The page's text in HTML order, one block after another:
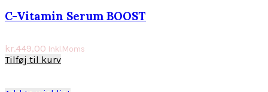
C-Vitamin Serum BOOST
kr.449,00 Inkl.Moms
Tilføj til kurv